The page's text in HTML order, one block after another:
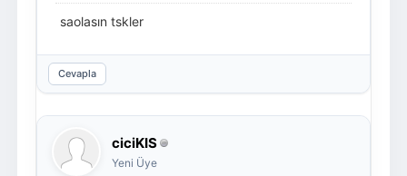
saolasın tskler
Cevapla
ciciKIS
Yeni Üye